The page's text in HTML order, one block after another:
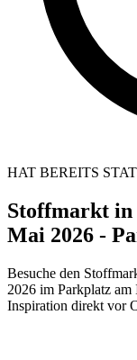
HAT BEREITS
Stoffmarkt in
Mai 2026 -
Besuche den
2026 im Parkplatz
Inspiration direkt vor